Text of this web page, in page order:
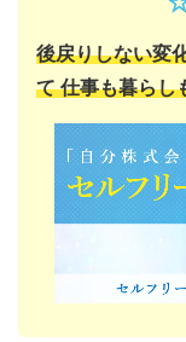
後戻りしない変
て仕事も暮らし